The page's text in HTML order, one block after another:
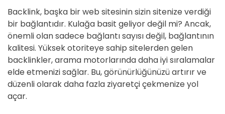
Backlink, başka bir web sitesinin sizin sitenize verdiği
bir bağlantıdır. Kulağa basit geliyor değil mi? Ancak,
önemli olan sadece bağlantı sayısı değil, bağlantının
kalitesi. Yüksek otoriteye sahip sitelerden gelen
backlinkler, arama motorlarında daha iyi sıralamalar
elde etmenizi sağlar. Bu, görünürlüğünüzü artırır ve
düzenli olarak daha fazla ziyaretçi çekmenize yol
açar.